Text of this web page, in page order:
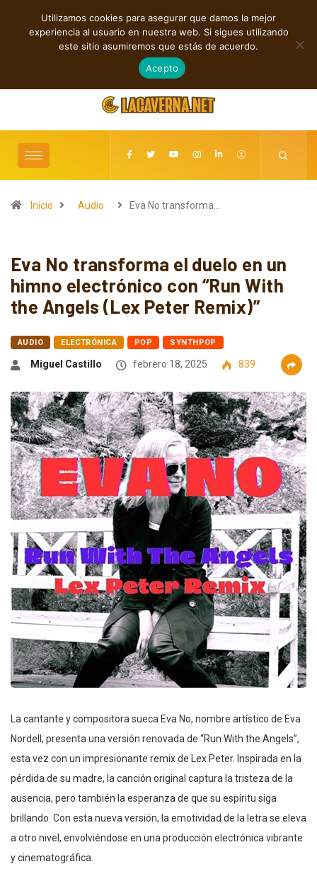
TENDENCIAS
Sonidos que Cruzan Fronteras
agosto 10, 2026
Inicio Audio Eva No transforma…
Eva No transforma el duelo en un
himno electrónico con “Run With
the Angels (Lex Peter Remix)”
AUDIO ELECTRÓNICA POP SYNTHPOP
Miguel Castillo febrero 18, 2025 839
La cantante y compositora sueca Eva No, nombre artístico de Eva
Nordell, presenta una versión renovada de “Run With the Angels”,
esta vez con un impresionante remix de Lex Peter. Inspirada en la
pérdida de su madre, la canción original captura la tristeza de la
ausencia, pero también la esperanza de que su espíritu siga
brillando. Con esta nueva versión, la emotividad de la letra se eleva
a otro nivel, envolviéndose en una producción electrónica vibrante
y cinematográfica.
Utilizamos cookies para asegurar que damos la mejor
experiencia al usuario en nuestra web. Si sigues utilizando
este sitio asumiremos que estás de acuerdo.
Acepto